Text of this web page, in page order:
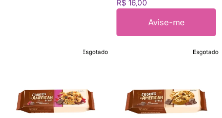
R$ 16,00
Avise-me
Esgotado Esgotado